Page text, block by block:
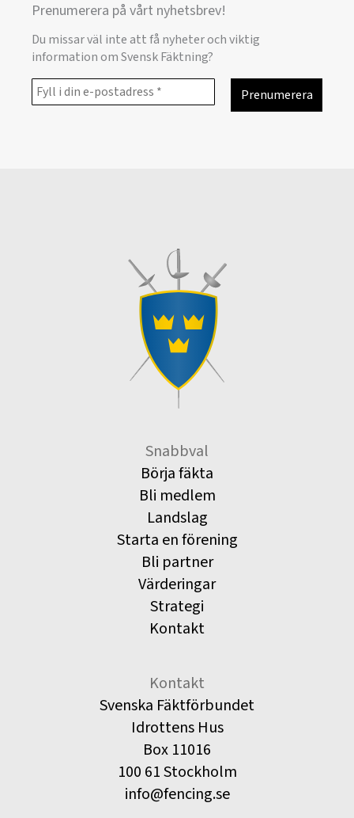
Prenumerera på vårt nyhetsbrev!
Du missar väl inte att få nyheter och viktig
information om Svensk Fäktning?
Snabbval
Börja fäkta
Bli medlem
Landslag
Starta en förening
Bli partner
Värderingar
Strategi
Kontakt
Kontakt
Svenska Fäktförbundet
Idrottens Hus
Box 11016
100 61 Stockholm
info@fencing.se